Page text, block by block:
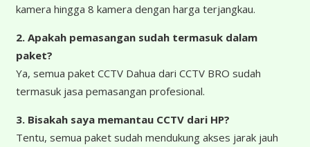
kamera hingga 8 kamera dengan harga terjangkau.
2. Apakah pemasangan sudah termasuk dalam
paket?
Ya, semua paket CCTV Dahua dari CCTV BRO sudah
termasuk jasa pemasangan profesional.
3. Bisakah saya memantau CCTV dari HP?
Tentu, semua paket sudah mendukung akses jarak jauh